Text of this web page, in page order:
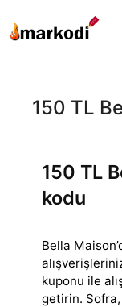
geç
150 TL
150 TL
kodu
Bella
kuponu ile
getirin.